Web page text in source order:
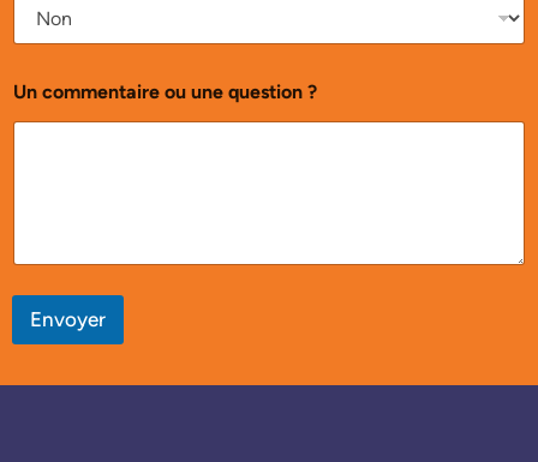
Un commentaire ou une question ?
Envoyer